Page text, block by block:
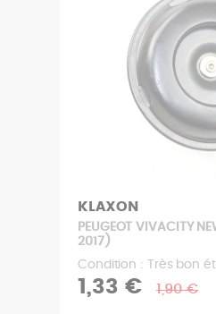
KLAXON
PEUGEOT VIVACITY
2017)
Condition : Très bon
1,33 € 1,90 €